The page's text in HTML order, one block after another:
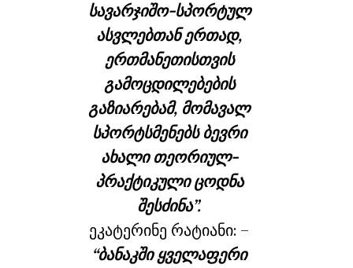
სავარჯიშო-სპორტულ
ასვლებთან ერთად,
ერთმანეთისთვის
გამოცდილებების
გაზიარებამ, მომავალ
სპორტსმენებს ბევრი
ახალი თეორიულ-
პრაქტიკული ცოდნა
შესძინა”.
ეკატერინე რატიანი: –
“ბანაკში ყველაფერი